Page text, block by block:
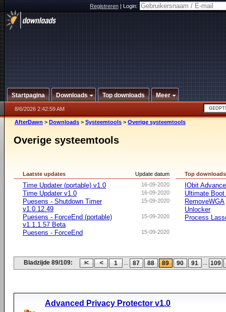
Registreren|Login:
Startpagina Downloads Top downloads Meer
8/6/2026 2:42:59 AM
AfterDawn > Downloads > Systeemtools > Overige systeemtools
Overige systeemtools
Update datum
Laatste updates
16-09-2020
Time Updater (portable) v1.0
16-09-2020
Time Updater v1.0
15-09-2020
Puesens - Shutdown Timer
v1.0.12.49
15-09-2020
Puesens - ForceEnd (portable)
v1.1.1.57 Beta
15-09-2020
Puesens - ForceEnd
Top downloads
IObit
Ultimate
RemoveWGA
Unlocker
Process
Bladzijde 89/109: 1 ... 87 88 89 90 91 ... 109
Advanced Privacy Protector v1.0